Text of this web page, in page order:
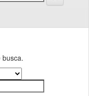
busca.